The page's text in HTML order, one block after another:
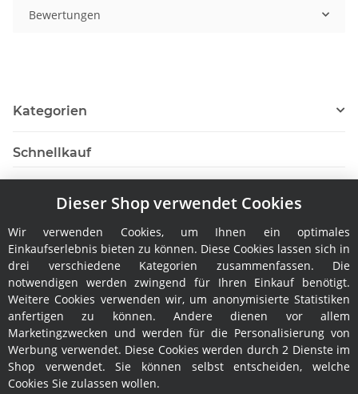
Bewertungen
Kategorien
Schnellkauf
Hersteller
Rechtliches
Dieser Shop verwendet Cookies
Wir verwenden Cookies, um Ihnen ein optimales
Einkaufserlebnis bieten zu können. Diese Cookies lassen sich in
drei verschiedene Kategorien zusammenfassen. Die
notwendigen werden zwingend für Ihren Einkauf benötigt.
Weitere Cookies verwenden wir, um anonymisierte Statistiken
anfertigen zu können. Andere dienen vor allem
Marketingzwecken und werden für die Personalisierung von
Werbung verwendet. Diese Cookies werden durch 2 Dienste im
Shop verwendet. Sie können selbst entscheiden, welche
Cookies Sie zulassen wollen.